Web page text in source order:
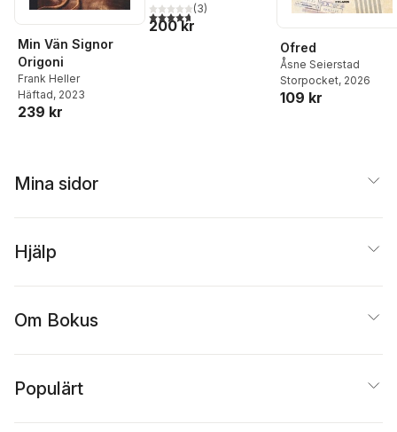
Min Vän Signor
Origoni
Frank Heller
Häftad, 2023
239 kr
4,7utav 5 stjärnor. Totalt antal röster:
(3)
200 kr
Ofred
Åsne Seierstad
Storpocket, 2026
109 kr
Mina sidor
Hjälp
Om Bokus
Populärt